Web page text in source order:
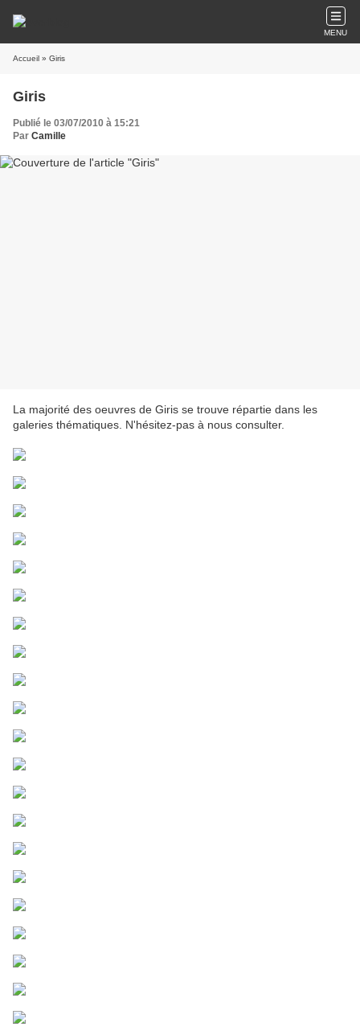
MENU
Accueil » Giris
Giris
Publié le 03/07/2010 à 15:21
Par Camille
La majorité des oeuvres de Giris se trouve répartie dans les
galeries thématiques. N'hésitez-pas à nous consulter.